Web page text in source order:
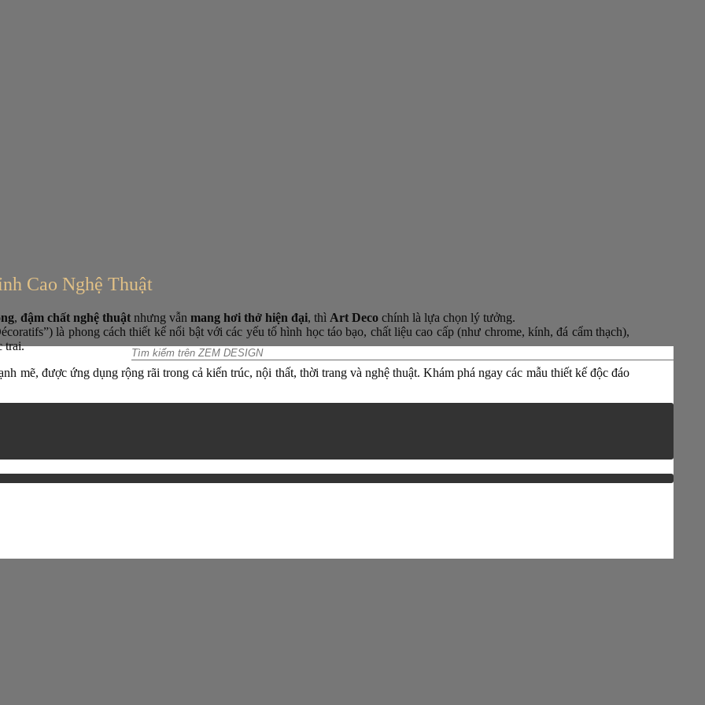
Cao Nghệ Thuật
, đậm chất nghệ thuật nhưng vẫn mang hơi thở hiện đại, thì Art Deco chính là lựa chọn lý tưởng.
là phong cách thiết kế nổi bật với các yếu tố hình học táo bạo, chất liệu cao cấp (như chrome, kính, đá cẩm thạch),
trai.
mẽ, được ứng dụng rộng rãi trong cả kiến trúc, nội thất, thời trang và nghệ thuật. Khám phá ngay các mẫu thiết kế độc đáo